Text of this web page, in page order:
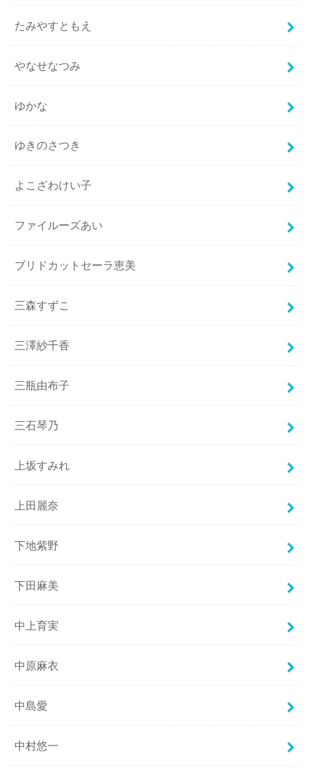
たみやすともえ
やなせなつみ
ゆかな
ゆきのさつき
よこざわけい子
ファイルーズあい
ブリドカットセーラ恵美
三森すずこ
三澤紗千香
三瓶由布子
三石琴乃
上坂すみれ
上田麗奈
下地紫野
下田麻美
中上育実
中原麻衣
中島愛
中村悠一